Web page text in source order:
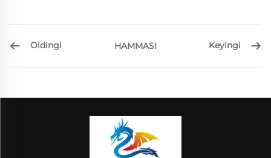
Oldingi HAMMASI Keyingi